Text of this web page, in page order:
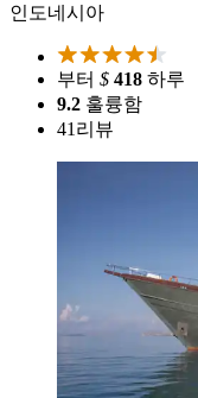
인도네시아
부터 $ 418 하루
9.2 훌륭함
41 리뷰